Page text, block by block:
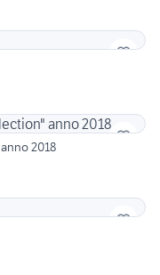
Knaus Sudwind 420 QD "Silver Selection" anno 2018